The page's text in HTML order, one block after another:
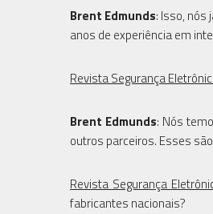
Brent Edmunds: Isso, nós
anos de experiência em
Revista Segurança
Brent Edmunds: Nós
outros parceiros. Esses
Revista Segurança
fabricantes nacionais?